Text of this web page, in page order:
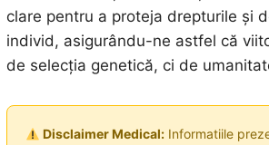
clare pentru a proteja drepturile și
individ, asigurându-ne astfel că
de selecția genetică, ci de
Disclaimer Medical:Informatiile